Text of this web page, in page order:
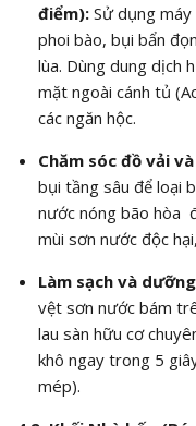
điểm):Sử dụng máy
phoi bào, bụi bẩn
lùa. Dùng dung dịch
mặt ngoài cánh tủ
các ngăn hộc.
Chăm sóc đồ vải
bụi tầng sâu để loại
nước nóng bão hòa
mùi sơn nước độc
Làm sạch và
vệt sơn nước bám
lau sàn hữu cơ
khô ngay trong 5
mép).